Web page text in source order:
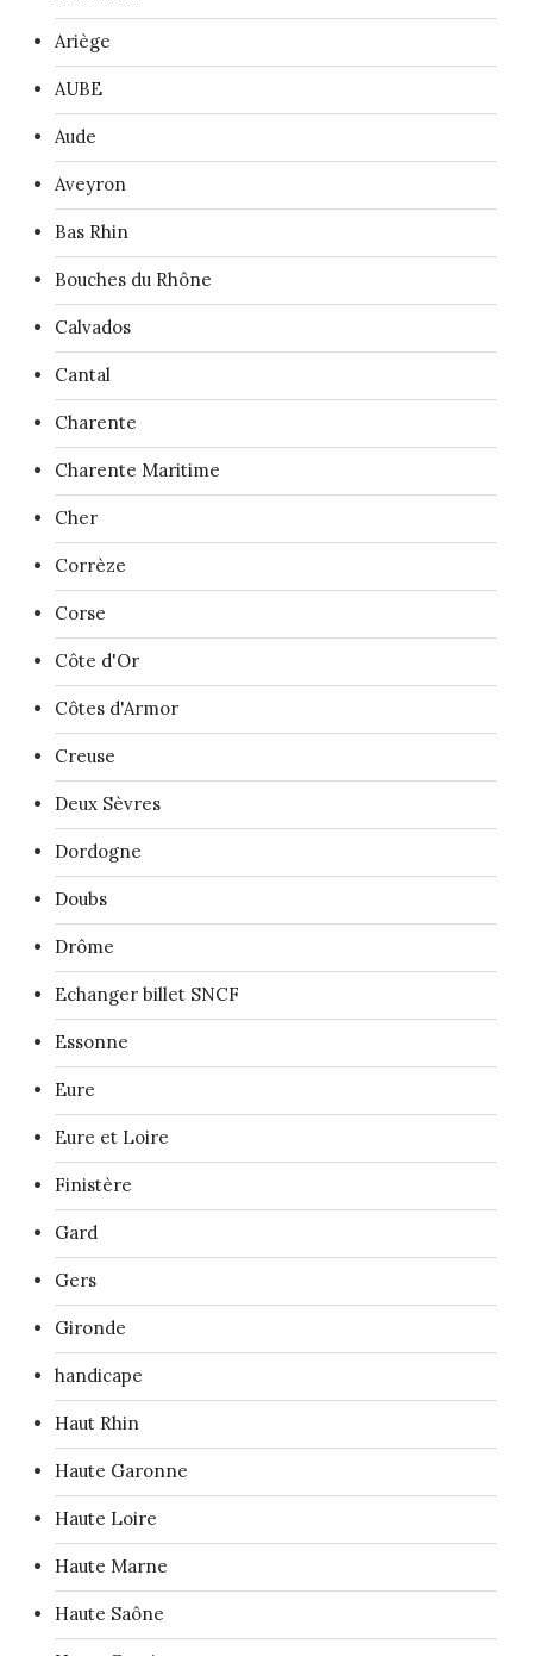
Ariège
AUBE
Aude
Aveyron
Bas Rhin
Bouches du Rhône
Calvados
Cantal
Charente
Charente Maritime
Cher
Corrèze
Corse
Côte d'Or
Côtes d'Armor
Creuse
Deux Sèvres
Dordogne
Doubs
Drôme
Echanger billet SNCF
Essonne
Eure
Eure et Loire
Finistère
Gard
Gers
Gironde
handicape
Haut Rhin
Haute Garonne
Haute Loire
Haute Marne
Haute Saône